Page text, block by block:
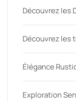
Découvrez les
Découvrez les
Élégance
Exploration